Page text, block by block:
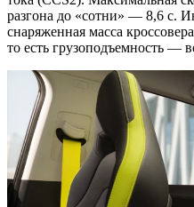
разгона до «сотни» — 8,6 с.
снаряженная масса
то есть грузоподъемность —